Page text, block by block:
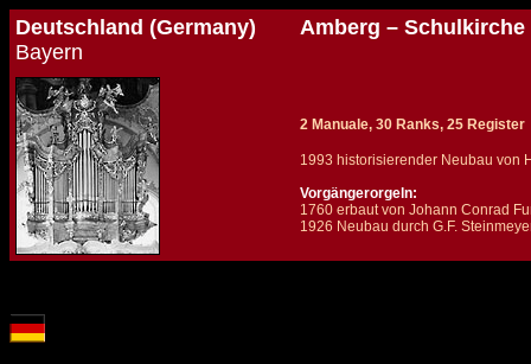
Deutschland (Germany)
Bayern
Amberg – Schulkirche
2 Manuale, 30 Ranks, 25 Register
1993 historisierender Neubau von
Vorgängerorgeln:
1760 erbaut von Johann Conrad
1926 Neubau durch G.F.